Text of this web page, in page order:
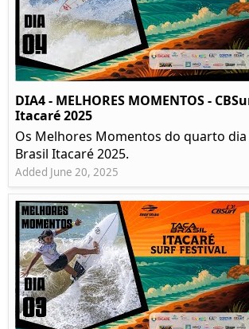
DIA4 - MELHORES MOMENTOS -
Itacaré 2025
Os Melhores Momentos do quarto dia
Brasil Itacaré 2025.
Added June 20, 2025